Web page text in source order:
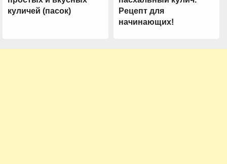
куличей (пасок)
Рецепт для
начинающих!